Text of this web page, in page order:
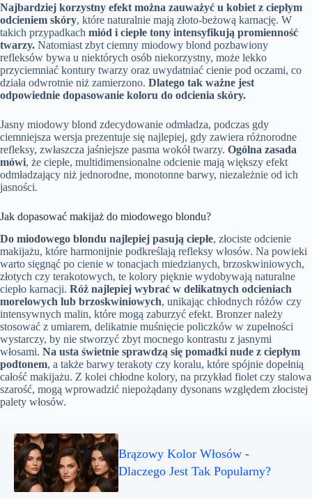
Najbardziej korzystny efekt można zauważyć u kobiet z ciepłym
odcieniem skóry, które naturalnie mają złoto-beżową karnację. W
takich przypadkach miód i ciepłe tony intensyfikują promienność
twarzy. Natomiast zbyt ciemny miodowy blond pozbawiony
refleksów bywa u niektórych osób niekorzystny, może lekko
przyciemniać kontury twarzy oraz uwydatniać cienie pod oczami, co
działa odwrotnie niż zamierzono. Dlatego tak ważne jest
odpowiednie dopasowanie koloru do odcienia skóry.
Jasny miodowy blond zdecydowanie odmładza, podczas gdy
ciemniejsza wersja prezentuje się najlepiej, gdy zawiera różnorodne
refleksy, zwłaszcza jaśniejsze pasma wokół twarzy. Ogólna zasada
mówi, że ciepłe, multidimensionalne odcienie mają większy efekt
odmładzający niż jednorodne, monotonne barwy, niezależnie od ich
jasności.
Jak dopasować makijaż do miodowego blondu?
Do miodowego blondu najlepiej pasują ciepłe, złociste odcienie
makijażu, które harmonijnie podkreślają refleksy włosów. Na powieki
warto sięgnąć po cienie w tonacjach miedzianych, brzoskwiniowych,
złotych czy terakotowych, te kolory pięknie wydobywają naturalne
ciepło karnacji. Róż najlepiej wybrać w delikatnych odcieniach
morelowych lub brzoskwiniowych, unikając chłodnych różów czy
intensywnych malin, które mogą zaburzyć efekt. Bronzer należy
stosować z umiarem, delikatnie muśnięcie policzków w zupełności
wystarczy, by nie stworzyć zbyt mocnego kontrastu z jasnymi
włosami. Na usta świetnie sprawdzą się pomadki nude z ciepłym
podtonem, a także barwy terakoty czy koralu, które spójnie dopełnią
całość makijażu. Z kolei chłodne kolory, na przykład fiolet czy stalowa
szarość, mogą wprowadzić niepożądany dysonans względem złocistej
palety włosów.
Brązowy Kolor Włosów -
Dlaczego Jest Tak Popularny?